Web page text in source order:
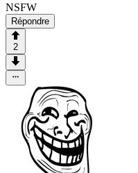
NSFW
Répondre
2